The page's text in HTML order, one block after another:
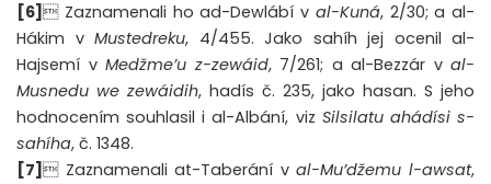
[6]  Zaznamenali ho ad-Dewlábí v al-Kuná, 2/30; a al-
Hákim v Mustedreku, 4/455. Jako sahíh jej ocenil al-
Hajsemí v Medžme’u z-zewáid, 7/261; a al-Bezzár v al-
Musnedu we zewáidih, hadís č. 235, jako hasan. S jeho
hodnocením souhlasil i al-Albání, viz Silsilatu ahádísi s-
sahíha, č. 1348.
[7]  Zaznamenali at-Taberání val-Mu’džemu l-awsat,